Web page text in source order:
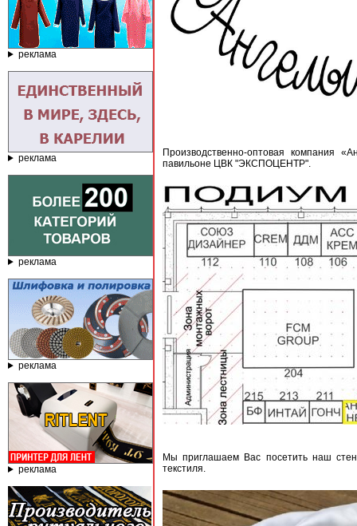
реклама
реклама
реклама
реклама
реклама
Производственно-оптовая компания
павильоне ЦВК "ЭКСПОЦЕНТР".
Мы приглашаем Вас посетить наш
текстиля.